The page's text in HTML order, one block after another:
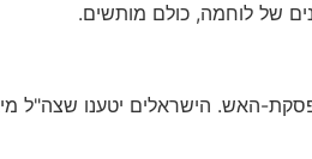
של לוחמה, כולם מותשים.
האש. הישראלים יטענו שצה"ל